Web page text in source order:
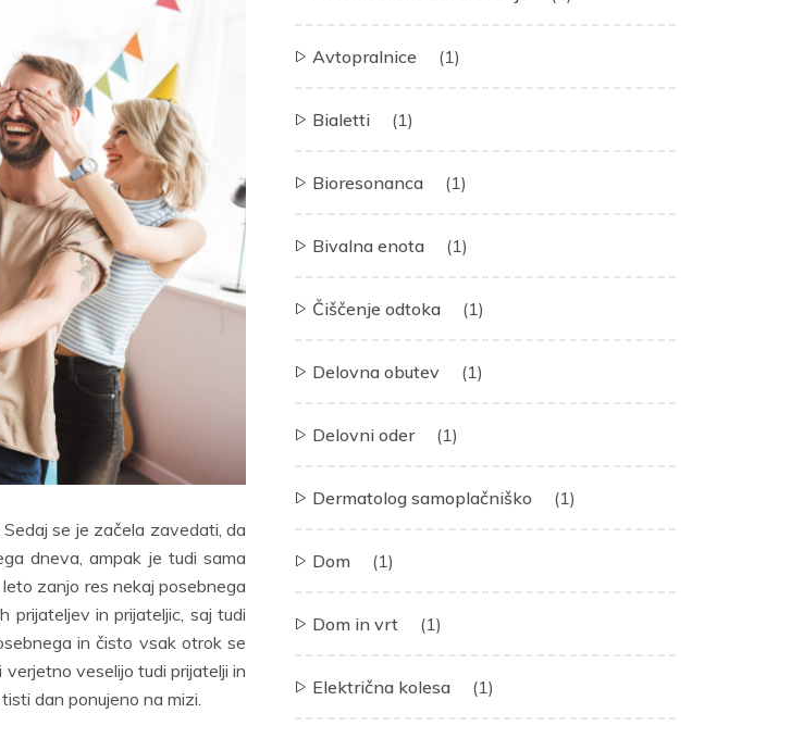
se je začela zavedati, da
dneva, ampak je tudi sama
zanjo res nekaj posebnega
prijateljev in prijateljic, saj tudi
in čisto vsak otrok se
veselijo tudi prijatelji in
dan ponujeno na mizi.
Avtopralnice (1)
Bialetti (1)
Bioresonanca (1)
Bivalna enota (1)
Čiščenje odtoka (1)
Delovna obutev (1)
Delovni oder (1)
Dermatolog samoplačniško (1)
Dom (1)
Dom in vrt (1)
Električna kolesa (1)